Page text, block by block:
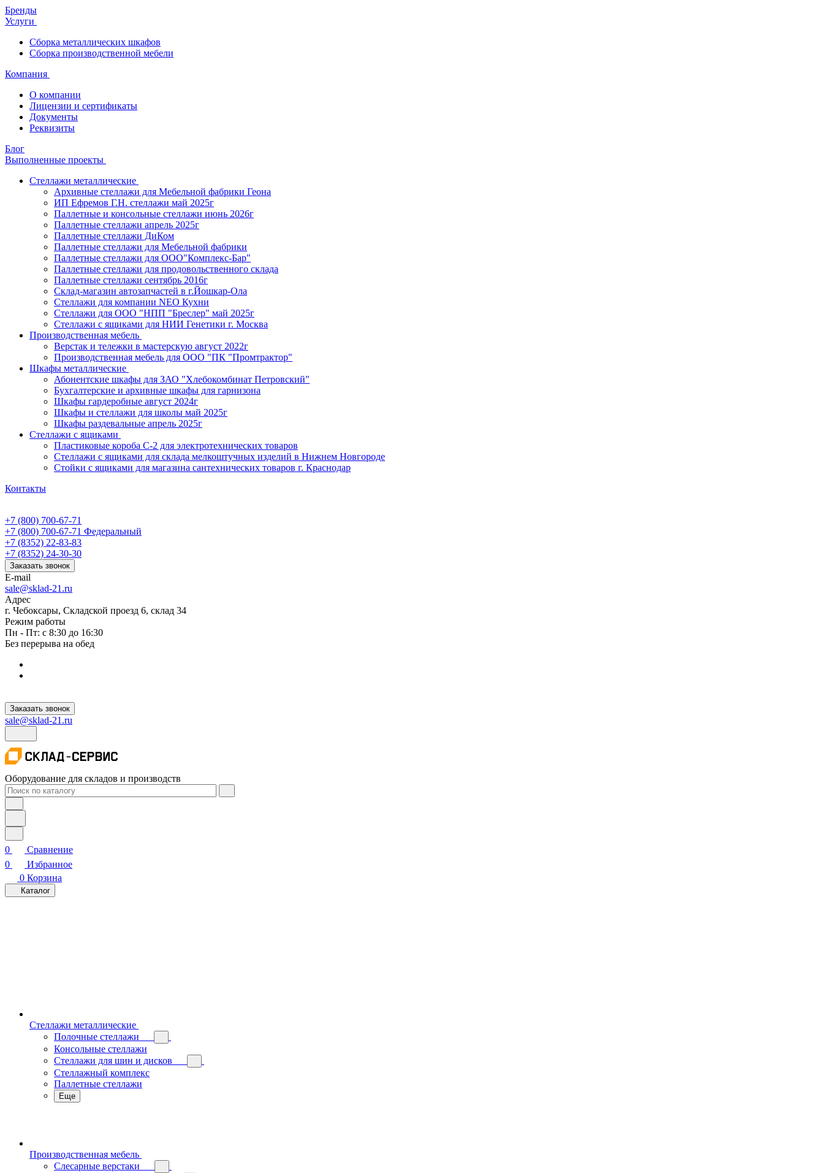
Бренды
Услуги
Сборка металлических шкафов
Сборка производственной мебели
Компания
О компании
Лицензии и сертификаты
Документы
Реквизиты
Блог
Выполненные проекты
Стеллажи металлические
Архивные стеллажи для Мебельной фабрики Геона
ИП Ефремов Г.Н. стеллажи май 2025г
Паллетные и консольные стеллажи июнь 2026г
Паллетные стеллажи апрель 2025г
Паллетные стеллажи ДиКом
Паллетные стеллажи для Мебельной фабрики
Паллетные стеллажи для ООО"Комплекс-Бар"
Паллетные стеллажи для продовольственного склада
Паллетные стеллажи сентябрь 2016г
Склад-магазин автозапчастей в г.Йошкар-Ола
Стеллажи для компании NEO Кухни
Стеллажи для ООО "НПП "Бреслер" май 2025г
Стеллажи с ящиками для НИИ Генетики г. Москва
Производственная мебель
Верстак и тележки в мастерскую август 2022г
Производственная мебель для ООО "ПК "Промтрактор"
Шкафы металлические
Абонентские шкафы для ЗАО "Хлебокомбинат Петровский"
Бухгалтерские и архивные шкафы для гарнизона
Шкафы гардеробные август 2024г
Шкафы и стеллажи для школы май 2025г
Шкафы раздевальные апрель 2025г
Стеллажи с ящиками
Пластиковые короба С-2 для электротехнических товаров
Стеллажи с ящиками для склада мелкоштучных изделий в Нижнем Новгороде
Стойки с ящиками для магазина сантехнических товаров г. Краснодар
Контакты
+7 (800) 700-67-71
+7 (800) 700-67-71 Федеральный
+7 (8352) 22-83-83
+7 (8352) 24-30-30
Заказать звонок
E-mail
sale@sklad-21.ru
Адрес
г. Чебоксары, Складской проезд 6, склад 34
Режим работы
Пн - Пт: с 8:30 до 16:30
Без перерыва на обед
Заказать звонок
sale@sklad-21.ru
Оборудование для складов и производств
0
Сравнение
0
Избранное
0 Корзина
Каталог
Стеллажи металлические
Полочные стеллажи
Консольные стеллажи
Стеллажи для шин и дисков
Стеллажный комплекс
Паллетные стеллажи
Еще
Производственная мебель
Слесарные верстаки